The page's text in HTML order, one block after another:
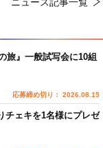
旅』一般試写会に10組
応募締め切り： 2026.08.15
チェキを1名様にプレゼ